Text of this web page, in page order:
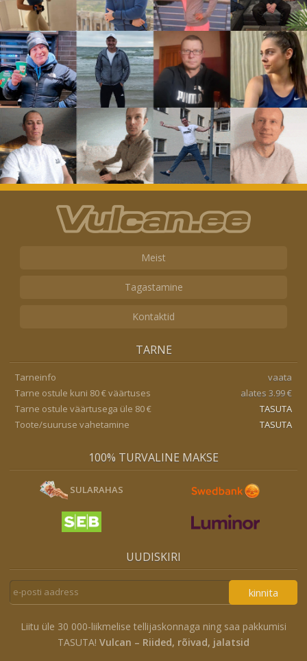
Meist
Tagastamine
Kontaktid
TARNE
Tarneinfo
vaata
Tarne ostule kuni 80 € väärtuses
alates 3.99 €
Tarne ostule väärtusega üle 80 €
TASUTA
Toote/suuruse vahetamine
TASUTA
100% TURVALINE MAKSE
SULARAHAS
UUDISKIRI
kinnita
Liitu üle 30 000-liikmelise tellijaskonnaga ning saa pakkumisi
TASUTA! Vulcan – Riided, rõivad, jalatsid